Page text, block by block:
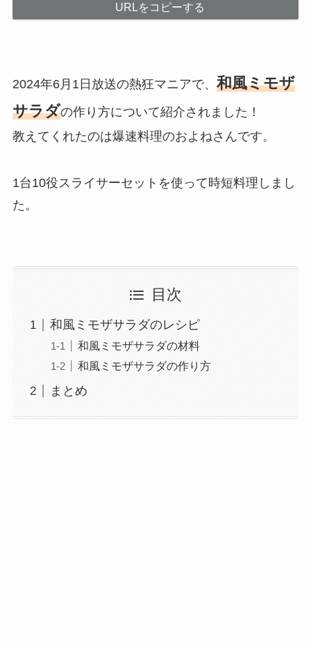
URLをコピーする
2024年6月1日放送の熱狂マニアで、 和風ミモザ
サラダの作り方について紹介されました！
教えてくれたのは爆速料理のおよねさんです。
1台10役スライサーセットを使って時短料理しまし
た。
目次
和風ミモザサラダのレシピ
和風ミモザサラダの材料
和風ミモザサラダの作り方
まとめ